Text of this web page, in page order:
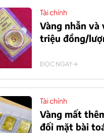
Tài chính
Vàng nhẫn và
triệu đồng/
ĐỌC NGAY
Tài chính
Vàng mất
đối mặt bài